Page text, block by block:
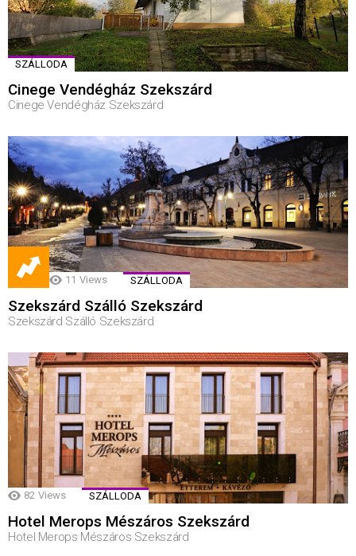
SZÁLLODA
Cinege Vendégház Szekszárd
Cinege Vendégház Szekszárd
11 Views SZÁLLODA
Szekszárd Szálló Szekszárd
Szekszárd Szálló Szekszárd
82 Views SZÁLLODA
Hotel Merops Mészáros Szekszárd
Hotel Merops Mészáros Szekszárd